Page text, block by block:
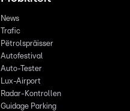
News
Trafic
Pëtrolspräisser
Autofestival
Auto-Tester
Lux-Airport
Radar-Kontrollen
Guidage Parking